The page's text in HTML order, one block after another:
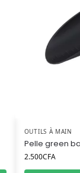
OUTILS À MAIN
Pelle green
2.500CFA